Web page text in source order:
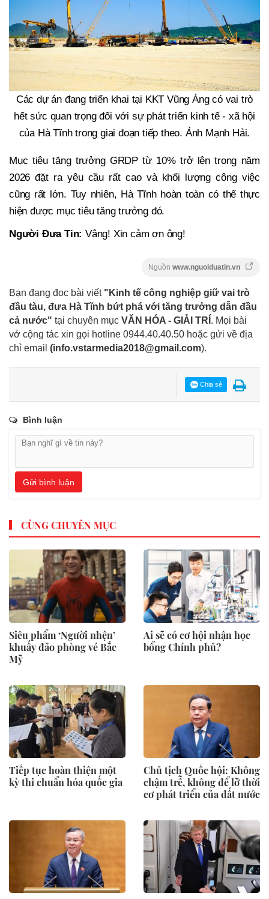
Các dự án đang triển khai tại KKT Vũng Áng có vai trò
hết sức quan trọng đối với sự phát triển kinh tế - xã hội
của Hà Tĩnh trong giai đoạn tiếp theo. Ảnh Mạnh Hải.
Mục tiêu tăng trưởng GRDP từ 10% trở lên trong năm
2026 đặt ra yêu cầu rất cao và khối lượng công việc
cũng rất lớn. Tuy nhiên, Hà Tĩnh hoàn toàn có thể thực
hiện được mục tiêu tăng trưởng đó.
Người Đưa Tin: Vâng! Xin cảm ơn ông!
Nguồn www.nguoiduatin.vn
Bạn đang đọc bài viết "Kinh tế công nghiệp giữ vai trò
đầu tàu, đưa Hà Tĩnh bứt phá với tăng trưởng dẫn đầu
cả nước" tại chuyên mục VĂN HÓA - GIẢI TRÍ . Mọi bài
vở cộng tác xin gọi hotline 0944.40.40.50 hoặc gửi về địa
chỉ email (info.vstarmedia2018@gmail.com).
Chia sẻ
Bình luận
Gửi bình luận
CÙNG CHUYÊN MỤC
Siêu phẩm ‘Người nhện’
khuấy đảo phòng vé Bắc
Mỹ
Ai sẽ có cơ hội nhận học
bổng Chính phủ?
Tiếp tục hoàn thiện một
kỳ thi chuẩn hóa quốc gia
Chủ tịch Quốc hội: Không
chậm trễ, không để lỡ thời
cơ phát triển của đất nước